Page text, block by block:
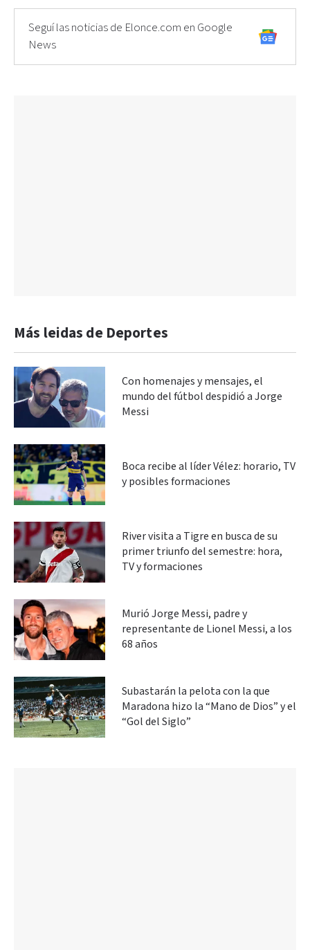
Seguí las noticias de Elonce.com en Google
News
Más leidas de Deportes
Con homenajes y mensajes, el
mundo del fútbol despidió a Jorge
Messi
Boca recibe al líder Vélez: horario, TV
y posibles formaciones
River visita a Tigre en busca de su
primer triunfo del semestre: hora,
TV y formaciones
Murió Jorge Messi, padre y
representante de Lionel Messi, a los
68 años
Subastarán la pelota con la que
Maradona hizo la “Mano de Dios” y el
“Gol del Siglo”